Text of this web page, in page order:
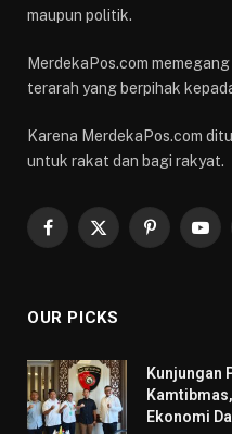
maupun politik.
MerdekaPos.com
terarah yang berpihak
Karena MerdekaPos.com
untuk rakat dan bagi rakyat.
Facebook
X
Pinterest
OUR PICKS
Kunjungan
Ekonomi